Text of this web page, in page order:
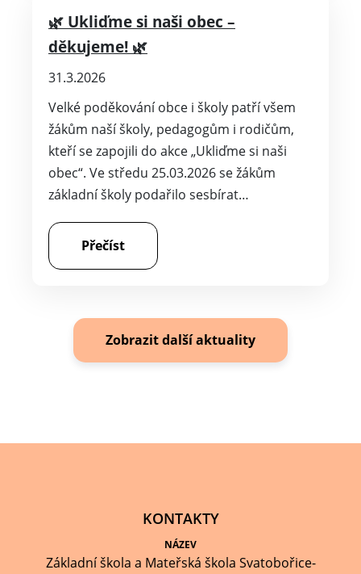
🌿 Ukliďme si naši obec –
děkujeme! 🌿
31.3.2026
Velké poděkování obce i školy patří všem
žákům naší školy, pedagogům i rodičům,
kteří se zapojili do akce „Ukliďme si naši
obec“. Ve středu 25.03.2026 se žákům
základní školy podařilo sesbírat…
Přečíst
Zobrazit další aktuality
KONTAKTY
NÁZEV
Základní škola a Mateřská škola Svatobořice-